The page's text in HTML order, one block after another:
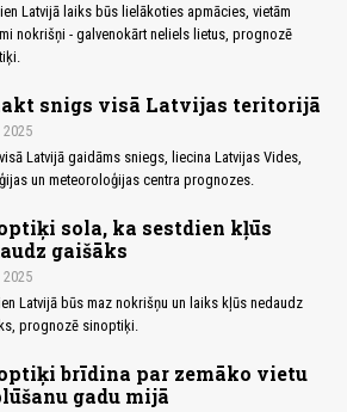
Latvijā laiks būs lielākoties apmācies, vietām
nokrišņi - galvenokārt neliels lietus, prognozē
snigs visā Latvijas teritorijā
2025
Latvijā gaidāms sniegs, liecina Latvijas Vides,
un meteoroloģijas centra prognozes.
sola, ka sestdien kļūs
gaišāks
2025
Latvijā būs maz nokrišņu un laiks kļūs nedaudz
prognozē sinoptiķi.
brīdina par zemāko vietu
gadu mijā